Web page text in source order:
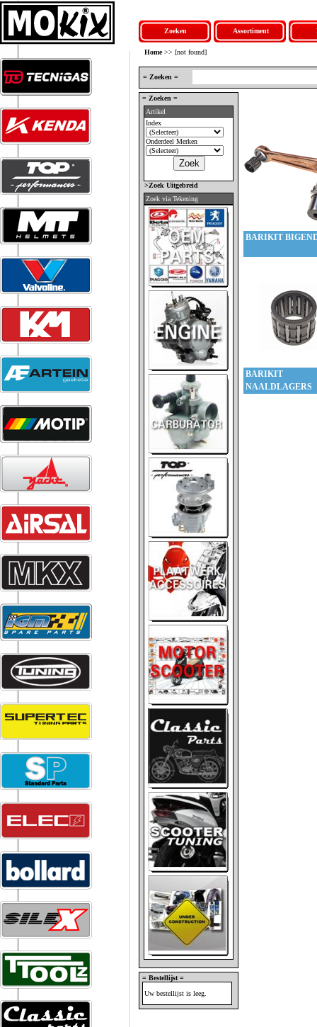
Zoeken Assortiment
Home>> [not found]
= Zoeken =
= Zoeken =
Artikel
Index
Onderdeel Merken
>Zoek Uitgebreid
Zoek via Tekening
= Bestellijst =
Uw bestellijst is leeg.
BARIKIT
BARIKIT
NAALDLAGERS